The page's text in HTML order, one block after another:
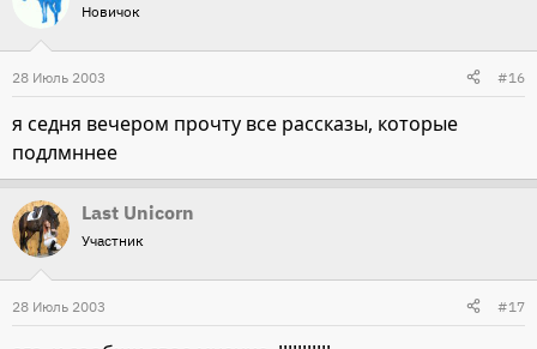
Новичок
28 Июль 2003 #16
я седня вечером прочту все рассказы, которые
подлмннее
Last Unicorn
Участник
28 Июль 2003 #17